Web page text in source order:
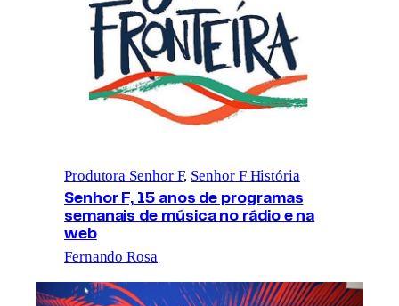
Produtora Senhor F, Senhor F História
Senhor F, 15 anos de programas
semanais de música no rádio e na
web
Fernando Rosa